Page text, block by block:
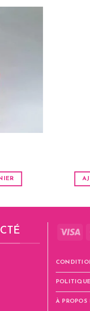
À PROPOS